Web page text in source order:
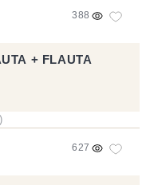
388
+ FLAUTA
627